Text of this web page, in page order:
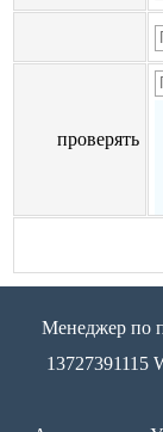
проверять
Менеджер по
13727391115